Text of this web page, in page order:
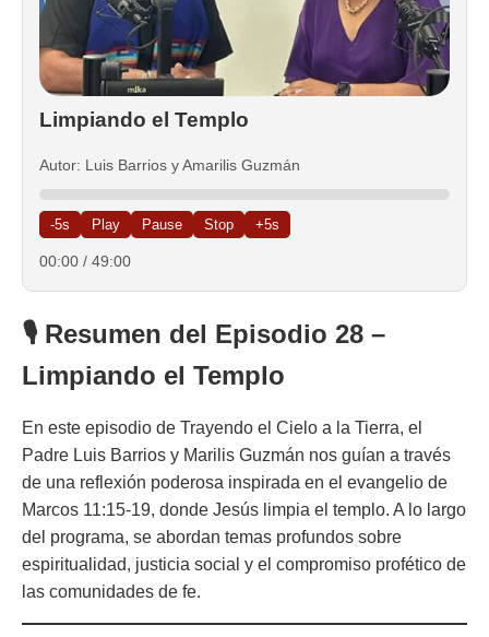
Limpiando el Templo
Autor: Luis Barrios y Amarilis Guzmán
-5s Play Pause Stop +5s
00:00 / 49:00
🎙️ Resumen del Episodio 28 –
Limpiando el Templo
En este episodio de Trayendo el Cielo a la Tierra, el
Padre Luis Barrios y Marilis Guzmán nos guían a través
de una reflexión poderosa inspirada en el evangelio de
Marcos 11:15-19, donde Jesús limpia el templo. A lo largo
del programa, se abordan temas profundos sobre
espiritualidad, justicia social y el compromiso profético de
las comunidades de fe.